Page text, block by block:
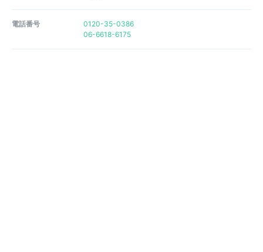
電話番号
0120-35-0386
06-6618-6175